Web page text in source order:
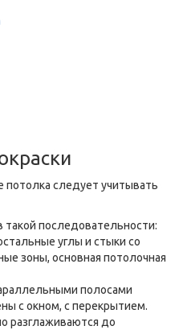
потолка следует учитывать
такой последовательности:
углы и стыки со
зоны, основная потолочная
полосами
с окном, с перекрытием.
разглаживаются до